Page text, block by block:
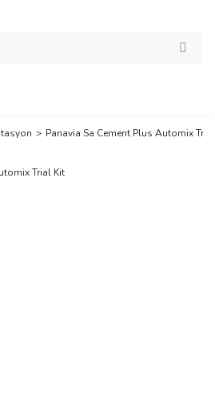
Panavia Sa Cement Plus Automix